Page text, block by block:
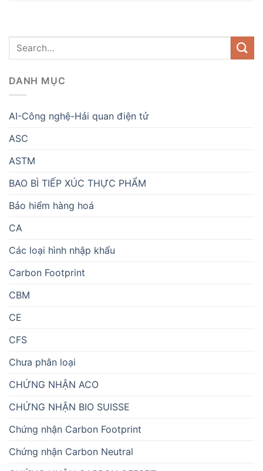
DANH MỤC
AI-Công nghệ-Hải quan điện tử
ASC
ASTM
BAO BÌ TIẾP XÚC THỰC PHẨM
Bảo hiểm hàng hoá
CA
Các loại hình nhập khẩu
Carbon Footprint
CBM
CE
CFS
Chưa phân loại
CHỨNG NHẬN ACO
CHỨNG NHẬN BIO SUISSE
Chứng nhận Carbon Footprint
Chứng nhận Carbon Neutral